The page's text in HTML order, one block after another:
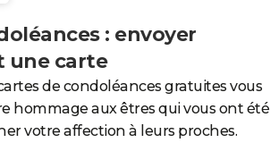
: envoyer
une carte
de condoléances gratuites vous
hommage aux êtres qui vous ont été
votre affection à leurs proches.